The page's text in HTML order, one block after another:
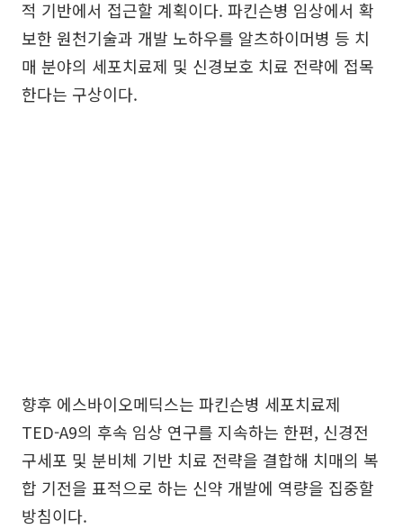
적 기반에서 접근할 계획이다. 파킨슨병 임상에서 확
보한 원천기술과 개발 노하우를 알츠하이머병 등 치
매 분야의 세포치료제 및 신경보호 치료 전략에 접목
한다는 구상이다.
향후 에스바이오메딕스는 파킨슨병 세포치료제
TED-A9의 후속 임상 연구를 지속하는 한편, 신경전
구세포 및 분비체 기반 치료 전략을 결합해 치매의 복
합 기전을 표적으로 하는 신약 개발에 역량을 집중할
방침이다.